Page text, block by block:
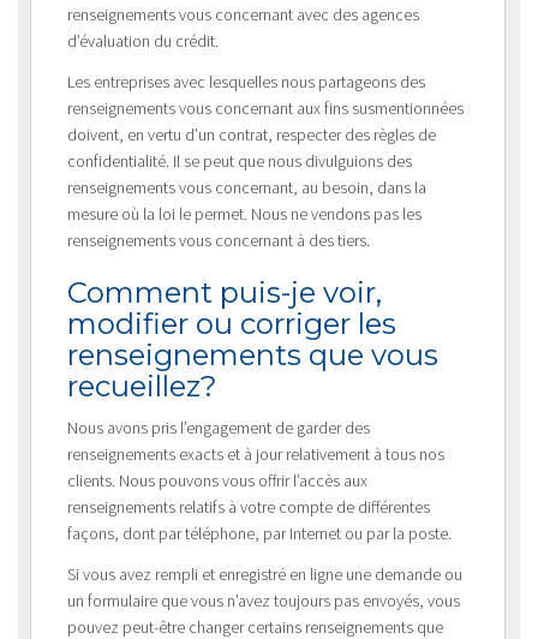
renseignements vous concernant avec des agences
d’évaluation du crédit.
Les entreprises avec lesquelles nous partageons des
renseignements vous concernant aux fins susmentionnées
doivent, en vertu d’un contrat, respecter des règles de
confidentialité. Il se peut que nous divulguions des
renseignements vous concernant, au besoin, dans la
mesure où la loi le permet. Nous ne vendons pas les
renseignements vous concernant à des tiers.
Comment puis-je voir,
modifier ou corriger les
renseignements que vous
recueillez?
Nous avons pris l’engagement de garder des
renseignements exacts et à jour relativement à tous nos
clients. Nous pouvons vous offrir l’accès aux
renseignements relatifs à votre compte de différentes
façons, dont par téléphone, par Internet ou par la poste.
Si vous avez rempli et enregistré en ligne une demande ou
un formulaire que vous n’avez toujours pas envoyés, vous
pouvez peut-être changer certains renseignements que